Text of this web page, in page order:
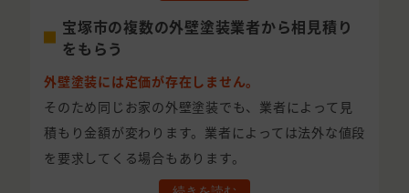
宝塚市の複数の外壁塗装業者から相見積り
をもらう
外壁塗装には定価が存在しません。
そのため同じお家の外壁塗装でも、業者によって見
積もり金額が変わります。業者によっては法外な値段
を要求してくる場合もあります。